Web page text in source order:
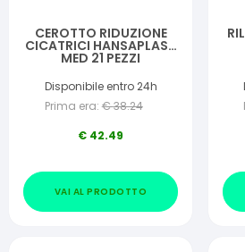
CEROTTO RIDUZIONE
CICATRICI HANSAPLAST
MED 21 PEZZI
Disponibile entro 24h
Prima era: €38.24
€ 42.49
VAI AL PRODOTTO